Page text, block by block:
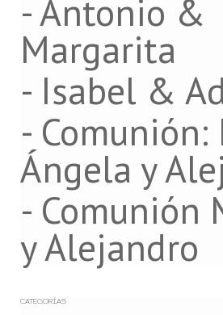
- Antonio &
Margarita
- Isabel &
- Comunión:
Ángela y
- Comunión
y Alejandro
CATEGORÍAS